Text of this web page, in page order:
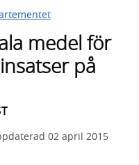
medel för
på
02 april 2015